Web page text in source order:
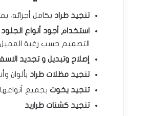
تنجيد طراد بكامل أجزائه،
استخدام أجود أنواع الجلود
التصميم حسب رغبة
إصلاح وتبديل و تجديد
تنجيد مظلات طراد بألوان
تنجيد يخوت بجميع
تنجيد كشنات طراريد